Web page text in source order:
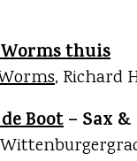
thuis
, Richard
Boot– Sax